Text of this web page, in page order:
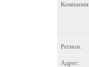
Регион:
Адрес: